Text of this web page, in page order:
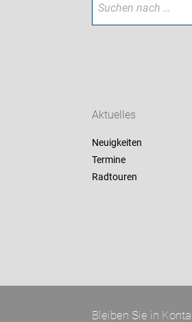
Aktuelles
Neuigkeiten
Termine
Radtouren
Bleiben Sie in